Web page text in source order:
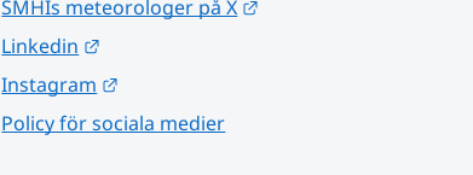
SMHIs meteorologer på X
Linkedin
Instagram
Policy för sociala medier